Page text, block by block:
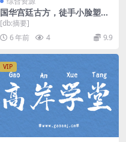
国华宫廷古方，徒手小脸塑颜
术（完结）（高清视频）百度
网盘
[db:摘要]
6 年前
4 9.9
VIP